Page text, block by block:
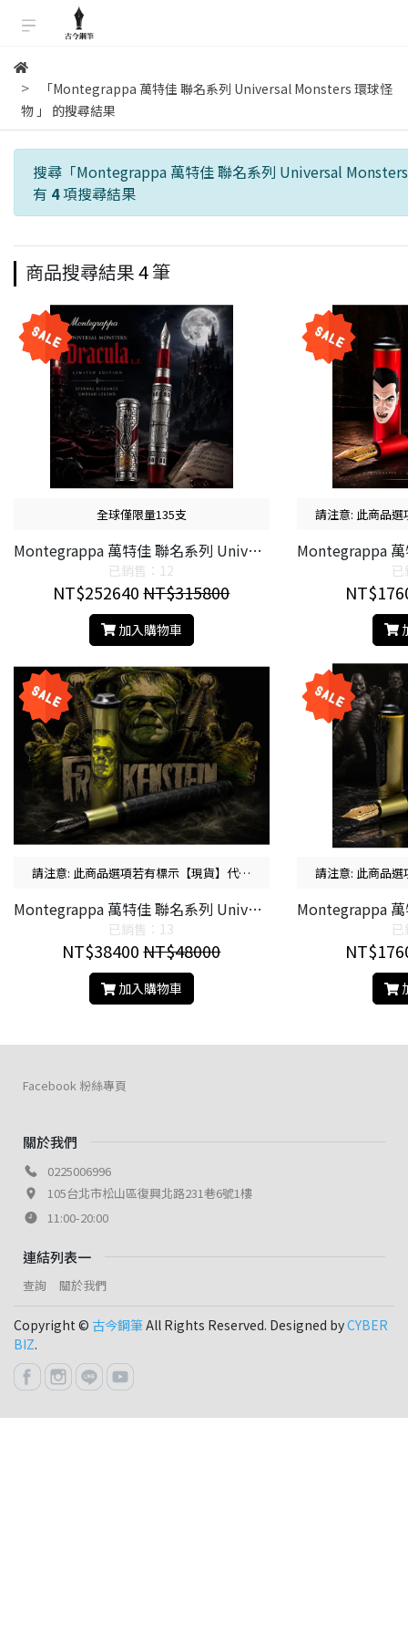
「Montegrappa 萬特佳 聯名系列 Universal Monsters 環球怪
物 」 的搜尋結果
搜尋「Montegrappa 萬特佳 聯名系列 Universal
有 4項搜尋結果
商品搜尋結果4筆
全球僅限量135支
Montegrappa 萬特佳 聯名系列 Universal Monsters 環球怪物 《德古拉》Dracula 18K 限量鋼筆/ 限量鋼珠筆
已銷售：12
NT$252640 NT$315800
加入購物車
請注意: 此商品
請注意: 此商品選項若有標示【現貨】代表
Montegrappa 萬特佳 聯名系列 Universal Monsters 環球怪物 《科學怪人》 Frankenstein 14K 鋼筆/鋼珠筆/原子筆
已銷售：13
NT$38400 NT$48000
加入購物車
請注意: 此商品
關於我們
0225006996
105台北市松山區復興北路231巷6號1樓
11:00-20:00
連結列表一
查詢 關於我們
Facebook 粉絲專頁
Copyright © 古今鋼筆All Rights Reserved. Designed byCYBER
BIZ.